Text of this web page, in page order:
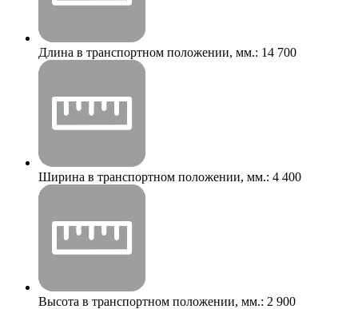
Длина в транспортном положении, мм.: 14 700
Ширина в транспортном положении, мм.: 4 400
Высота в транспортном положении, мм.: 2 900